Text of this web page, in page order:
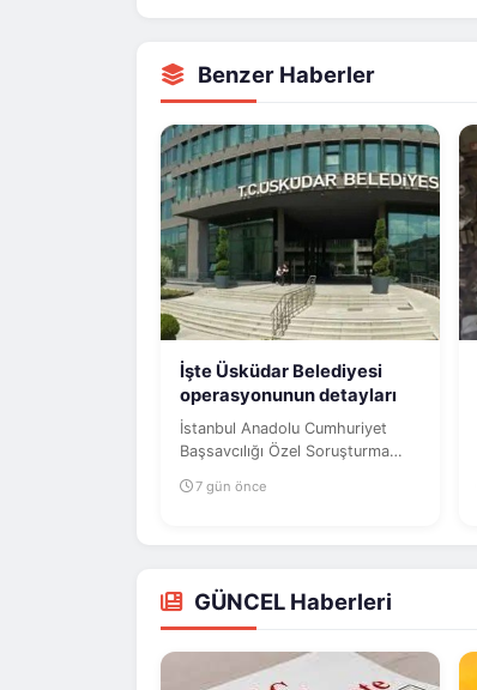
Benzer Haberler
İşte Üsküdar Belediyesi
operasyonunun detayları
İstanbul Anadolu Cumhuriyet
Başsavcılığı Özel Soruşturma
çaplı...
7 gün önce
GÜNCEL Haberleri